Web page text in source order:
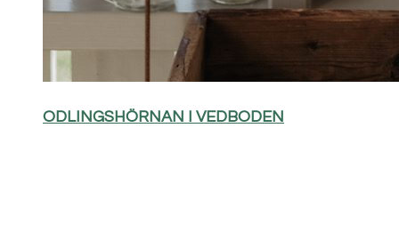
ODLINGSHÖRNAN I VEDBODEN